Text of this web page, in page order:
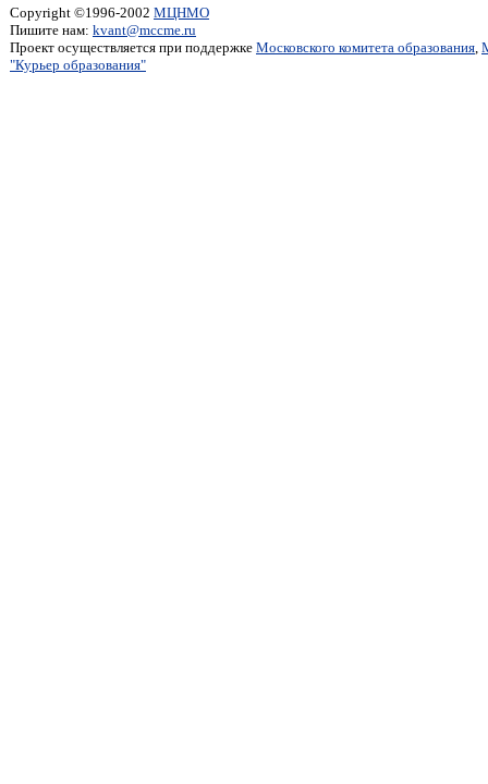
Copyright ©1996-2002 МЦНМО
Пишите нам: kvant@mccme.ru
Проект осуществляется при поддержке Московского комитета образования,
"Курьер образования"